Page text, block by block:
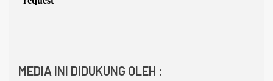
MEDIA INI DIDUKUNG OLEH :